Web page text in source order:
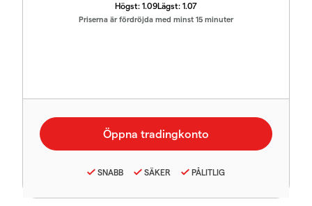
Högst: 1.09Lägst: 1.07
Priserna är fördröjda med minst 15 minuter
SNABB SÄKER PÅLITLIG